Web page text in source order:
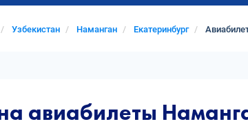
Узбекистан Наманган Екатеринбург
авиабилеты